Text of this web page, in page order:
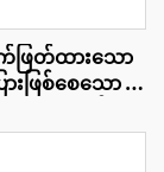
ြတ်ထားသော
ားဖြစ်စေသော အ